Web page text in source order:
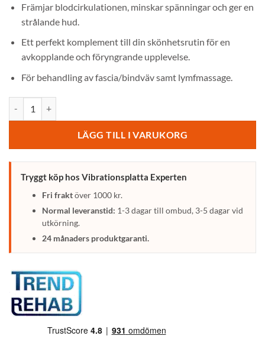
Främjar blodcirkulationen, minskar spänningar och ger en
strålande hud.
Ett perfekt komplement till din skönhetsrutin för en
avkopplande och föryngrande upplevelse.
För behandling av fascia/bindväv samt lymfmassage.
LÄGG TILL I VARUKORG
Tryggt köp hos Vibrationsplatta Experten
Fri fraktöver 1000 kr.
Normal leveranstid: 1-3 dagar till ombud, 3-5 dagar vid
utkörning.
24 månaders produktgaranti.